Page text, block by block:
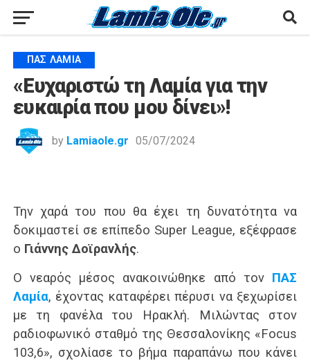
ΠΑΣ ΛΑΜΊΑ
«Ευχαριστώ τη Λαμία για την
ευκαιρία που μου δίνει»!
by Lamiaole.gr 05/07/2024
Την χαρά του που θα έχει τη δυνατότητα να
δοκιμαστεί σε επίπεδο Super League, εξέφρασε
ο Γιάννης Δοϊρανλής.
Ο νεαρός μέσος ανακοινώθηκε από τον ΠΑΣ
Λαμία, έχοντας καταφέρει πέρυσι να ξεχωρίσει
με τη φανέλα του Ηρακλή. Μιλώντας στον
ραδιοφωνικό σταθμό της Θεσσαλονίκης «Focus
103,6», σχολίασε το βήμα παραπάνω που κάνει